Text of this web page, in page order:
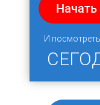
Начать
И